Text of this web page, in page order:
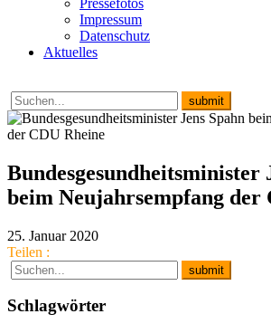
Impressum
Datenschutz
Aktuelles
Bundesgesundheitsminister
beim Neujahrsempfang der
25. Januar 2020
Teilen :
Schlagwörter